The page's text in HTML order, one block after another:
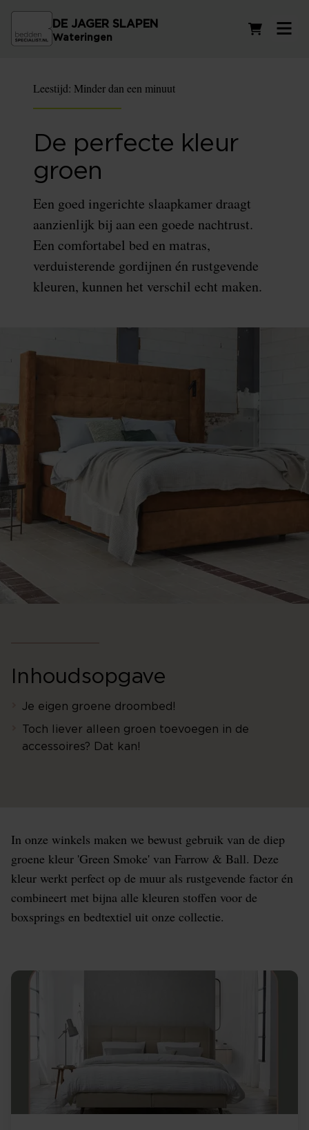
DE JAGER SLAPEN
Wateringen
Leestijd: Minder dan een minuut
De perfecte kleur
groen
Een goed ingerichte slaapkamer draagt
aanzienlijk bij aan een goede nachtrust.
Een comfortabel bed en matras,
verduisterende gordijnen én rustgevende
kleuren, kunnen het verschil echt maken.
Inhoudsopgave
Je eigen groene droombed!
Toch liever alleen groen toevoegen in de
accessoires? Dat kan!
In onze winkels maken we bewust gebruik van de diep
groene kleur 'Green Smoke' van Farrow & Ball. Deze
kleur werkt perfect op de muur als rustgevende factor én
combineert met bijna alle kleuren stoffen voor de
boxsprings en bedtextiel uit onze collectie.